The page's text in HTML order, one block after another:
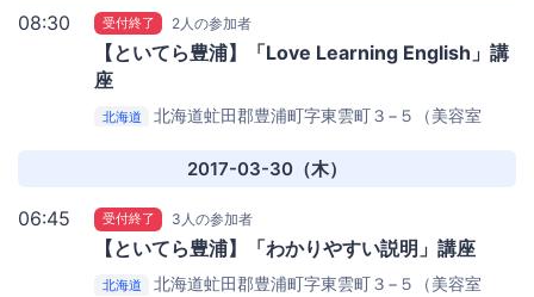
08:30 受付終了 2人の参加者
【といてら豊浦】「Love Learning English」講
座
北海道
北海道虻田郡豊浦町字東雲町３−５（美容室
2017-03-30（木）
06:45 受付終了 3人の参加者
【といてら豊浦】「わかりやすい説明」講座
北海道
北海道虻田郡豊浦町字東雲町３−５（美容室